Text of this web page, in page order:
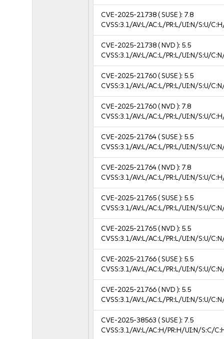
CVE-2025-21738( SUSE ): 7.8
CVSS:3.1/AV:L/AC:L/PR:L/UI:N/S:U/
CVE-2025-21738( NVD ): 5.5
CVSS:3.1/AV:L/AC:L/PR:L/UI:N/S:U/
CVE-2025-21760( SUSE ): 5.5
CVSS:3.1/AV:L/AC:L/PR:L/UI:N/S:U/
CVE-2025-21760( NVD ): 7.8
CVSS:3.1/AV:L/AC:L/PR:L/UI:N/S:U/
CVE-2025-21764( SUSE ): 5.5
CVSS:3.1/AV:L/AC:L/PR:L/UI:N/S:U/
CVE-2025-21764( NVD ): 7.8
CVSS:3.1/AV:L/AC:L/PR:L/UI:N/S:U/
CVE-2025-21765( SUSE ): 5.5
CVSS:3.1/AV:L/AC:L/PR:L/UI:N/S:U/
CVE-2025-21765( NVD ): 5.5
CVSS:3.1/AV:L/AC:L/PR:L/UI:N/S:U/
CVE-2025-21766( SUSE ): 5.5
CVSS:3.1/AV:L/AC:L/PR:L/UI:N/S:U/
CVE-2025-21766( NVD ): 5.5
CVSS:3.1/AV:L/AC:L/PR:L/UI:N/S:U/
CVE-2025-38563 ( SUSE ): 7.5
CVSS:3.1/AV:L/AC:H/PR:H/UI:N/S:C/